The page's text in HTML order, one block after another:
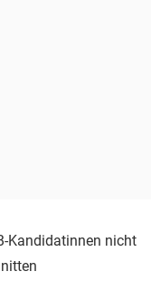
Kandidatinnen nicht